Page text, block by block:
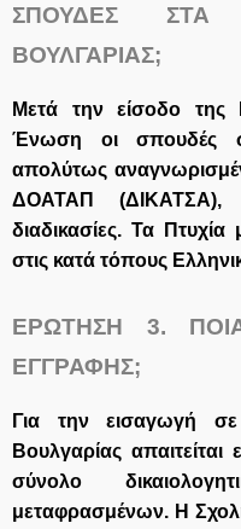
ΣΠΟΥΔΕΣ ΣΤΑ
ΒΟΥΛΓΑΡΙΑΣ;
Μετά την είσοδο της
Ένωση οι σπουδές
απολύτως
ΔΟΑΤΑΠ (ΔΙΚΑΤΣΑ),
διαδικασίες. Τα Πτυχία
στις κατά τόπους
ΕΡΩΤΗΣΗ 3.
ΕΓΓΡΑΦΗΣ;
Για την εισαγωγή
Βουλγαρίας
σύνολο
μεταφρασμένων. Η